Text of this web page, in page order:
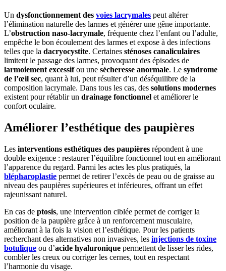
Un dysfonctionnement des voies lacrymales peut altérer
l’élimination naturelle des larmes et générer une gêne importante.
L’obstruction naso-lacrymale, fréquente chez l’enfant ou l’adulte,
empêche le bon écoulement des larmes et expose à des infections
telles que la dacryocystite. Certaines sténoses canaliculaires
limitent le passage des larmes, provoquant des épisodes de
larmoiement excessifou une sécheresse anormale. Le syndrome
de l’œil sec, quant à lui, peut résulter d’un déséquilibre de la
composition lacrymale. Dans tous les cas, des solutions modernes
existent pour rétablir un drainage fonctionnel et améliorer le
confort oculaire.
Améliorer l’esthétique des paupières
Les interventions esthétiques des paupières répondent à une
double exigence : restaurer l’équilibre fonctionnel tout en améliorant
l’apparence du regard. Parmi les actes les plus pratiqués, la
blépharoplastie permet de retirer l’excès de peau ou de graisse au
niveau des paupières supérieures et inférieures, offrant un effet
rajeunissant naturel.
En cas de ptosis, une intervention ciblée permet de corriger la
position de la paupière grâce à un renforcement musculaire,
améliorant à la fois la vision et l’esthétique. Pour les patients
recherchant des alternatives non invasives, les injections de toxine
botulique ou d’acide hyaluronique permettent de lisser les rides,
combler les creux ou corriger les cernes, tout en respectant
l’harmonie du visage.